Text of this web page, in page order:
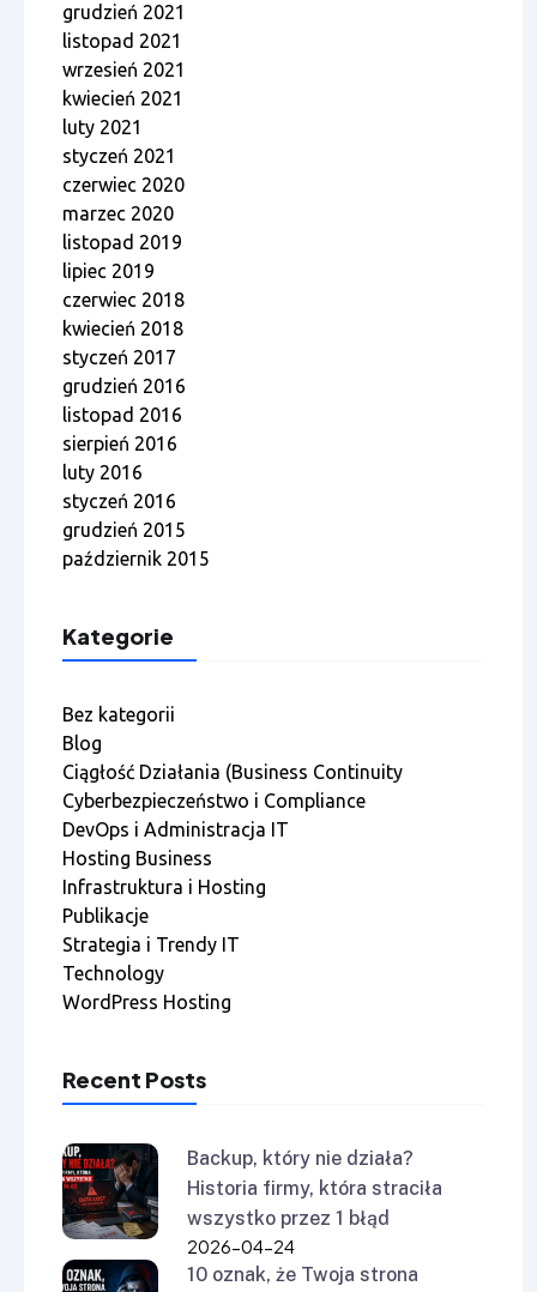
grudzień 2021
listopad 2021
wrzesień 2021
kwiecień 2021
luty 2021
styczeń 2021
czerwiec 2020
marzec 2020
listopad 2019
lipiec 2019
czerwiec 2018
kwiecień 2018
styczeń 2017
grudzień 2016
listopad 2016
sierpień 2016
luty 2016
styczeń 2016
grudzień 2015
październik 2015
Kategorie
Bez kategorii
Blog
Ciągłość Działania (Business Continuity
Cyberbezpieczeństwo i Compliance
DevOps i Administracja IT
Hosting Business
Infrastruktura i Hosting
Publikacje
Strategia i Trendy IT
Technology
WordPress Hosting
Recent Posts
Backup, który nie działa?
Historia firmy, która straciła
wszystko przez 1 błąd
2026-04-24
10 oznak, że Twoja strona